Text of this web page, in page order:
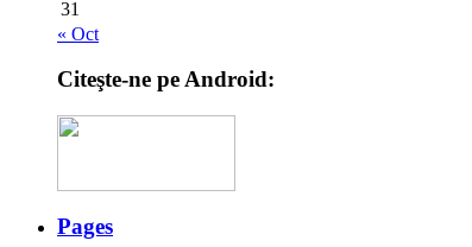
31
« Oct
Citeşte-ne pe Android:
Pages